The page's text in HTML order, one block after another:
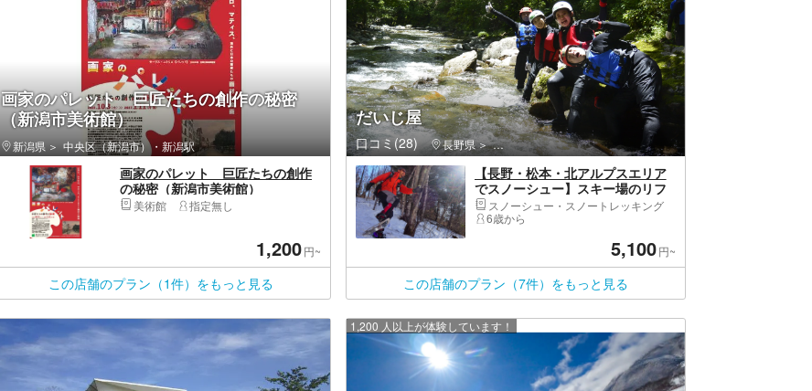
画家のパレット 巨匠たちの創作の秘密
（新潟市美術館）
新潟県 中央区（新潟市）・新潟駅
画家のパレット 巨匠たちの創作
の秘密（新潟市美術館）
美術館 指定無し
1,200円~
この店舗のプラン（1件）をもっと見る
だいじ屋
口コミ(28) 長野県 松本市・上高地・乗鞍・白骨
【長野・松本・北アルプスエリア
でスノーシュー】スキー場のリフ
トを使うので登りは簡単♪稜線まで
お手軽アクセス♪360°に渡る感動
スノーシュー・スノートレッキング
6歳から
5,100円~
この店舗のプラン（7件）をもっと見る
1,200 人以上が体験しています！